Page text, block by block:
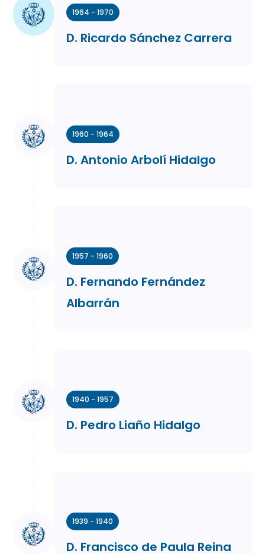
1964 - 1970
D. Ricardo Sánchez Carrera
1960 - 1964
D. Antonio Arbolí Hidalgo
1957 - 1960
D. Fernando Fernández
Albarrán
1940 - 1957
D. Pedro Liaño Hidalgo
1939 - 1940
D. Francisco de Paula Reina